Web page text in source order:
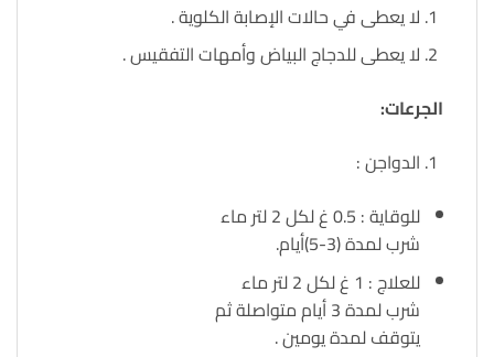
لا يعطى في حالات الإصابة الكلوية .
لا يعطى للدجاج البياض وأمهات التفقيس .
الجرعات:
الدواجن :
للوقاية : 0.5 غ لكل 2 لتر ماء
شرب لمدة (3-5)أيام.
للعلاج : 1 غ لكل 2 لتر ماء
شرب لمدة 3 أيام متواصلة ثم
يتوقف لمدة يومين .